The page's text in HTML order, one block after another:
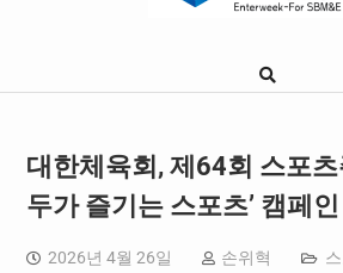
대한체육회, 제64회 스포츠
두가 즐기는 스포츠’ 캠페
2026년 4월 26일 손위혁